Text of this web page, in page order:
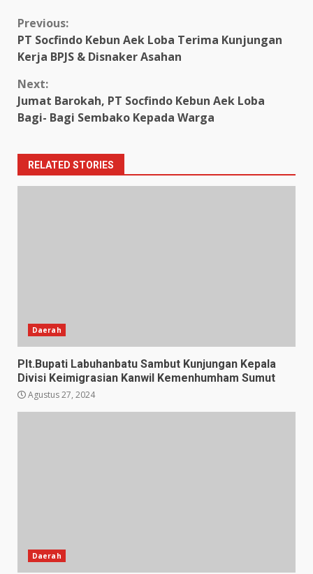
Continue
Reading
Previous:
PT Socfindo Kebun Aek Loba Terima Kunjungan
Kerja BPJS & Disnaker Asahan
Next:
Jumat Barokah, PT Socfindo Kebun Aek Loba
Bagi- Bagi Sembako Kepada Warga
RELATED STORIES
Daerah
Plt.Bupati Labuhanbatu Sambut Kunjungan Kepala
Divisi Keimigrasian Kanwil Kemenhumham Sumut
Agustus 27, 2024
Daerah